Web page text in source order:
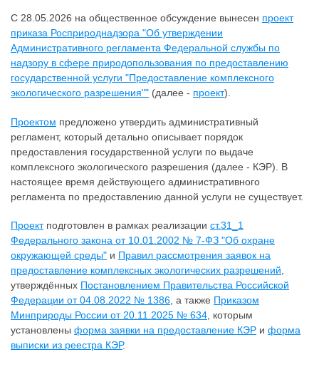
С 28.05.2026 на общественное обсуждение вынесен проект
приказа Росприроднадзора "Об утверждении
Административного регламента Федеральной службы по
надзору в сфере природопользования по предоставлению
государственной услуги "Предоставление комплексного
экологического разрешения"" (далее - проект).
Проектом предложено утвердить административный
регламент, который детально описывает порядок
предоставления государственной услуги по выдаче
комплексного экологического разрешения (далее - КЭР). В
настоящее время действующего административного
регламента по предоставлению данной услуги не существует.
Проектподготовлен в рамках реализации ст.31_1
Федерального закона от 10.01.2002 № 7-ФЗ "Об охране
окружающей среды" и Правил рассмотрения заявок на
предоставление комплексных экологических разрешений
утверждённых Постановлением Правительства Российской
Федерации от 04.08.2022 № 1386 , а также Приказом
Минприроды России от 20.11.2025 № 634 , которым
установлены форма заявки на предоставление КЭР и форма
выписки из реестра КЭР.